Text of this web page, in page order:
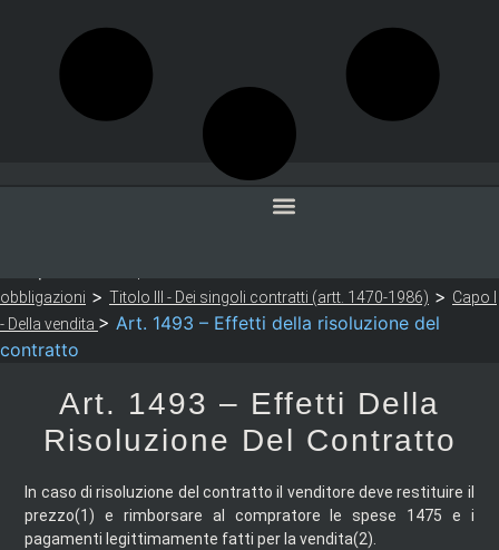
obbligazioni > Titolo III - Dei singoli contratti (artt. 1470-1986) > Capo I
- Della vendita > Art. 1493 – Effetti della risoluzione del
contratto
Art. 1493 – Effetti Della
Risoluzione Del Contratto
In caso di risoluzione del contratto il venditore deve restituire il
prezzo(1) e rimborsare al compratore le spese 1475 e i
pagamenti legittimamente fatti per la vendita(2).